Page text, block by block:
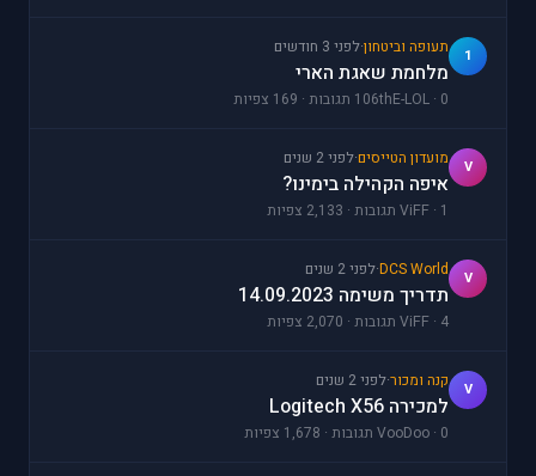
1 תעופה וביטחון·לפני 3 חודשים
מלחמת שאגת הארי
106thE-LOL · 0 תגובות · 169 צפיות
V מועדון הטייסים·לפני 2 שנים
איפה הקהילה בימינו?
ViFF · 1 תגובות · 2,133 צפיות
V
DCS World
·לפני 2 שנים
תדריך משימה 14.09.2023
ViFF · 4 תגובות · 2,070 צפיות
V קנה ומכור·לפני 2 שנים
למכירה Logitech X56
VooDoo · 0 תגובות · 1,678 צפיות